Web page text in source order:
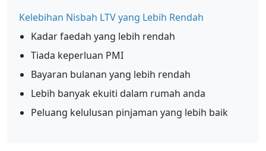
Kelebihan Nisbah LTV yang Lebih Rendah
Kadar faedah yang lebih rendah
Tiada keperluan PMI
Bayaran bulanan yang lebih rendah
Lebih banyak ekuiti dalam rumah anda
Peluang kelulusan pinjaman yang lebih baik